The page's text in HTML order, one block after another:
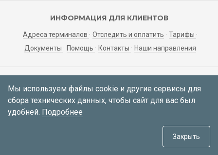
ИНФОРМАЦИЯ ДЛЯ КЛИЕНТОВ
Адреса терминалов Отследить и оплатить
Тарифы
Документы
Помощь Контакты Наши направления
ЛИЧНЫЙ КАБИНЕТ
Мои заявки Регистрация Вход
634034, Томская область, г. Томск,
Мы используем файлы cookie и другие сервисы для
сбора технических данных, чтобы сайт для вас был
удобней. Подробнее
Закрыть